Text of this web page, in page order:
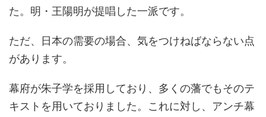
た。明・王陽明が提唱した一派です。
ただ、日本の需要の場合、気をつけねばならない点
があります。
幕府が朱子学を採用しており、多くの藩でもそのテ
キストを用いておりました。これに対し、アンチ幕